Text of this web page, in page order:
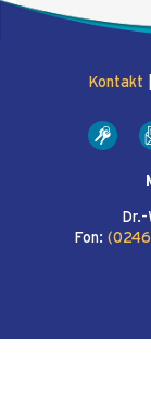
Kontakt
Fon: